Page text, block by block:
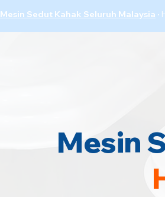
Mesin Sedut Kahak Seluruh Malaysia ·
Mesin